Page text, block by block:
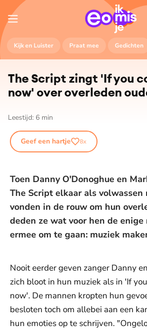
Kijk en Luister Praat mee Gedichten
The Script zingt 'If you
now' over overleden
Leestijd: 6 min
Geef een hartje 8x
Toen Danny O'Donoghue en
The Script elkaar als volwassen
vonden in de rouw om hun
deden ze wat voor hen de enige
ermee om te gaan: muziek
Nooit eerder geven zanger Danny
zich bloot in hun muziek als in 'If
now'. De mannen kropten hun
besloten toch om allebei aan een
hun emoties op te schrijven.